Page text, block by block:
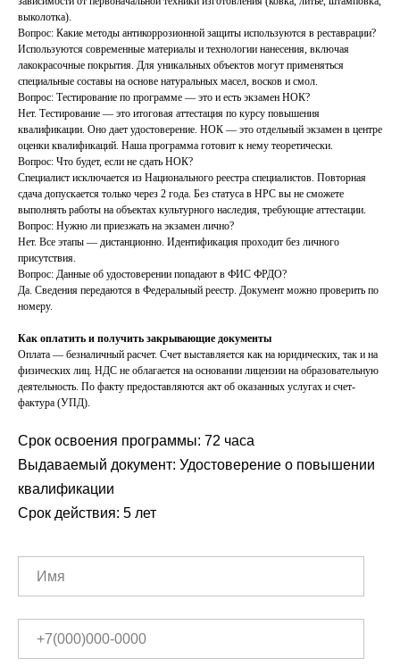
выколотка).
Вопрос: Какие методы антикоррозионной защиты используются в реставрации?
Используются современные материалы и технологии нанесения, включая
лакокрасочные покрытия. Для уникальных объектов могут применяться
специальные составы на основе натуральных масел, восков и смол.
Вопрос: Тестирование по программе — это и есть экзамен НОК?
Нет. Тестирование — это итоговая аттестация по курсу повышения
квалификации. Оно дает удостоверение. НОК — это отдельный экзамен в центре
оценки квалификаций. Наша программа готовит к нему теоретически.
Вопрос: Что будет, если не сдать НОК?
Специалист исключается из Национального реестра специалистов. Повторная
сдача допускается только через 2 года. Без статуса в НРС вы не сможете
выполнять работы на объектах культурного наследия, требующие аттестации.
Вопрос: Нужно ли приезжать на экзамен лично?
Нет. Все этапы — дистанционно. Идентификация проходит без личного
присутствия.
Вопрос: Данные об удостоверении попадают в ФИС ФРДО?
Да. Сведения передаются в Федеральный реестр. Документ можно проверить по
номеру.
Как оплатить и получить закрывающие документы
Оплата — безналичный расчет. Счет выставляется как на юридических, так и на
физических лиц. НДС не облагается на основании лицензии на образовательную
деятельность. По факту предоставляются акт об оказанных услугах и счет-
фактура (УПД).
Срок освоения программы: 72 часа
Выдаваемый документ: Удостоверение о повышении
квалификации
Срок действия: 5 лет